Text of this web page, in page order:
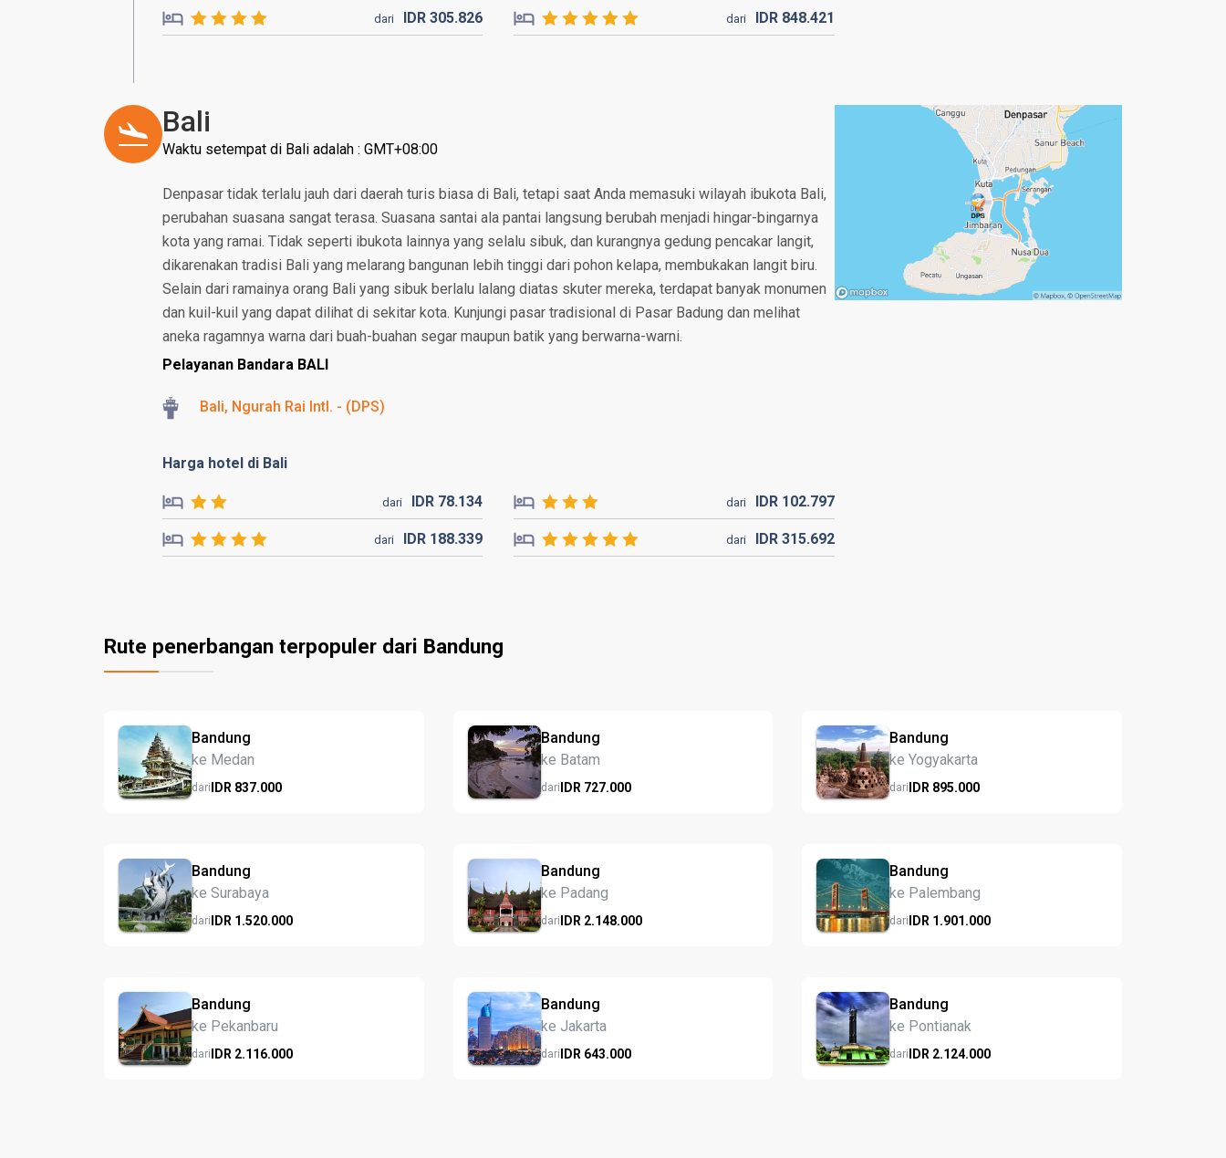
dari IDR305.826 dari IDR 848.421
Bali
Waktu setempat di Bali adalah : GMT+08:00
Denpasar tidak terlalu jauh dari daerah turis biasa di Bali, tetapi saat Anda memasuki wilayah ibukota Bali,
perubahan suasana sangat terasa. Suasana santai ala pantai langsung berubah menjadi hingar-bingarnya
kota yang ramai. Tidak seperti ibukota lainnya yang selalu sibuk, dan kurangnya gedung pencakar langit,
dikarenakan tradisi Bali yang melarang bangunan lebih tinggi dari pohon kelapa, membukakan langit biru.
Selain dari ramainya orang Bali yang sibuk berlalu lalang diatas skuter mereka, terdapat banyak monumen
dan kuil-kuil yang dapat dilihat di sekitar kota. Kunjungi pasar tradisional di Pasar Badung dan melihat
aneka ragamnya warna dari buah-buahan segar maupun batik yang berwarna-warni.
Pelayanan Bandara BALI
Bali, Ngurah Rai Intl. - (DPS)
Harga hotel di Bali
dari IDR 78.134 dari IDR 102.797
dari IDR 188.339 dari IDR 315.692
Rute penerbangan terpopuler dari Bandung
Bandung
ke Medan
dariIDR 837.000
Bandung
ke Batam
dariIDR 727.000
Bandung
ke Yogyakarta
dariIDR 895.000
Bandung
ke Surabaya
dariIDR 1.520.000
Bandung
ke Padang
dariIDR 2.148.000
Bandung
ke Palembang
dariIDR 1.901.000
Bandung
ke Pekanbaru
dariIDR 2.116.000
Bandung
ke Jakarta
dariIDR 643.000
Bandung
ke Pontianak
dariIDR 2.124.000